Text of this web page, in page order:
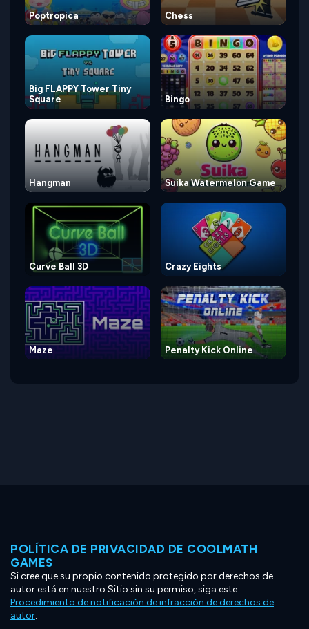
Poptropica Chess
Big FLAPPY Tower Tiny
Square
Bingo
Hangman Suika Watermelon Game
Curve Ball 3D Crazy Eights
Maze Penalty Kick Online
POLÍTICA DE PRIVACIDAD DE COOLMATH
GAMES
Si cree que su propio contenido protegido por derechos de
autor está en nuestro Sitio sin su permiso, siga este
Procedimiento de notificación de infracción de derechos de
autor.